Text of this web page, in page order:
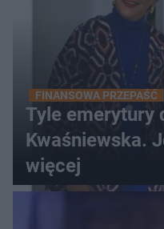
FINANSOWA PRZEPAŚĆ
Tyle emerytury
Kwaśniewska.
więcej